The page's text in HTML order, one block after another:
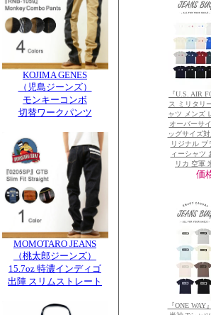
KOJIMA GENES
（児島ジーンズ）
モンキーコンボ
切替ワークパンツ
MOMOTARO JEANS
（桃太郎ジーンズ）
15.7oz 特濃インディゴ
出陣 スリムストレート
『U.S. AIR
ス ミリタリ
ャツ メンズ
オーバーサ
ッグサイズ
リジナル ブ
ィーシャツ
リカ 空軍
価
『ONE